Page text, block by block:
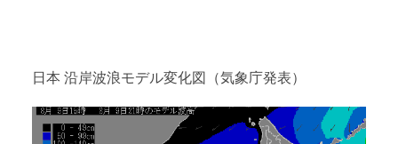
日本 沿岸波浪モデル変化図（気象庁発表）